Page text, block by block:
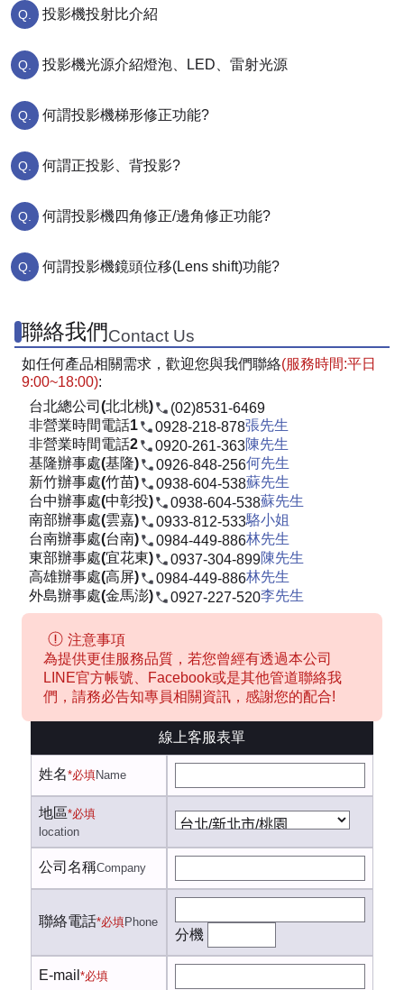
投影機投射比介紹
投影機光源介紹燈泡、LED、雷射光源
何謂投影機梯形修正功能?
何謂正投影、背投影?
何謂投影機四角修正/邊角修正功能?
何謂投影機鏡頭位移(Lens shift)功能?
聯絡我們Contact Us
如任何產品相關需求，歡迎您與我們聯絡(服務時間:平日
9:00~18:00):
台北總公司(北北桃)
(02)8531-6469
非營業時間電話1
0928-218-878張先生
非營業時間電話2
0920-261-363陳先生
基隆辦事處(基隆)
0926-848-256何先生
新竹辦事處(竹苗)
0938-604-538蘇先生
台中辦事處(中彰投)
0938-604-538蘇先生
南部辦事處(雲嘉)
0933-812-533駱小姐
台南辦事處(台南)
0984-449-886林先生
東部辦事處(宜花東)
0937-304-899陳先生
高雄辦事處(高屏)
0984-449-886林先生
外島辦事處(金馬澎)
0927-227-520李先生
注意事項
為提供更佳服務品質，若您曾經有透過本公司
LINE官方帳號、Facebook或是其他管道聯絡我
們，請務必告知專員相關資訊，感謝您的配合!
線上客服表單
姓名*必填Name
地區*必填
location
公司名稱Company
聯絡電話*必填Phone
分機
E-mail *必填